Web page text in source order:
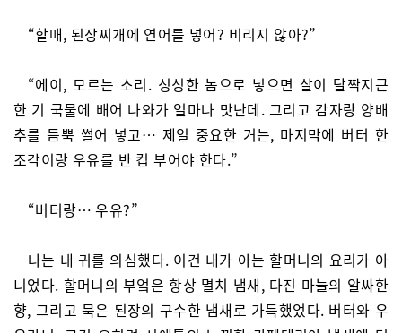
“할매, 된장찌개에 연어를 넣어? 비리지 않아?”
“에이, 모르는 소리. 싱싱한 놈으로 넣으면 살이 달짝지근
한 기 국물에 배어 나와가 얼마나 맛난데. 그리고 감자랑 양배
추를 듬뿍 썰어 넣고… 제일 중요한 거는, 마지막에 버터 한
조각이랑 우유를 반 컵 부어야 한다.”
“버터랑… 우유?”
나는 내 귀를 의심했다. 이건 내가 아는 할머니의 요리가 아
니었다. 할머니의 부엌은 항상 멸치 냄새, 다진 마늘의 알싸한
향, 그리고 묵은 된장의 구수한 냄새로 가득했었다. 버터와 우